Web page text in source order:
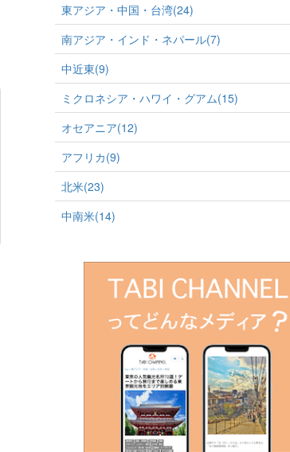
東アジア・中国・台湾(24)
南アジア・インド・ネパール(7)
中近東(9)
ミクロネシア・ハワイ・グアム(15)
オセアニア(12)
アフリカ(9)
北米(23)
中南米(14)